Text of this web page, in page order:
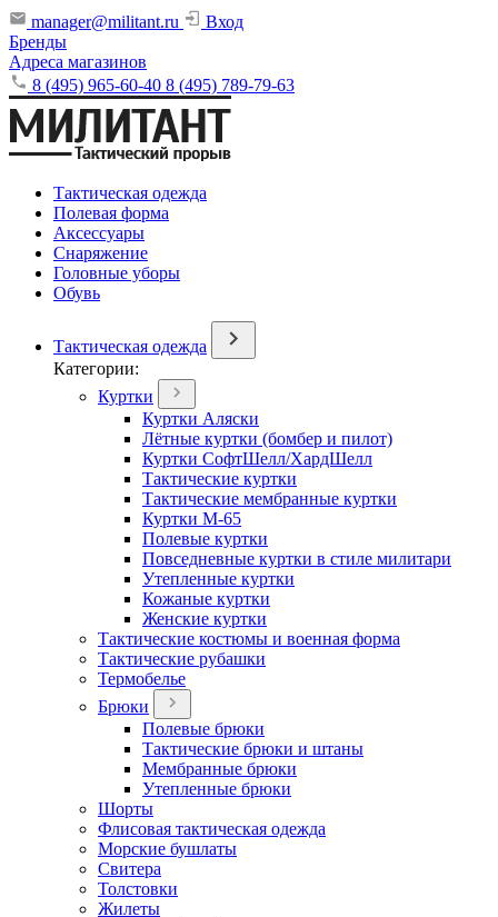
manager@militant.ru
Вход
Бренды
Адреса магазинов
8 (495) 965-60-40 8 (495) 789-79-63
Тактическая одежда
Полевая форма
Аксессуары
Снаряжение
Головные уборы
Обувь
Тактическая одежда
Категории:
Куртки
Куртки Аляски
Лётные куртки (бомбер и пилот)
Куртки СофтШелл/ХардШелл
Тактические куртки
Тактические мембранные куртки
Куртки М-65
Полевые куртки
Повседневные куртки в стиле милитари
Утепленные куртки
Кожаные куртки
Женские куртки
Тактические костюмы и военная форма
Тактические рубашки
Термобелье
Брюки
Полевые брюки
Тактические брюки и штаны
Мембранные брюки
Утепленные брюки
Шорты
Флисовая тактическая одежда
Морские бушлаты
Свитера
Толстовки
Жилеты